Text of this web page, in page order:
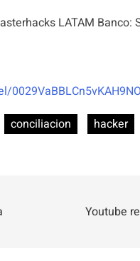
LATAM Banco:
conciliacion hacker
Youtube